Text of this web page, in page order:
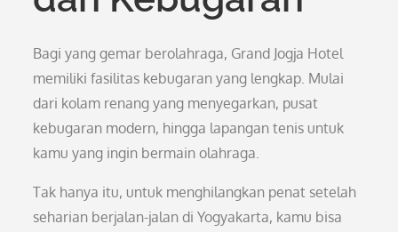
Bagi yang gemar berolahraga, Grand Jogja Hotel
memiliki fasilitas kebugaran yang lengkap. Mulai
dari kolam renang yang menyegarkan, pusat
kebugaran modern, hingga lapangan tenis untuk
kamu yang ingin bermain olahraga.
Tak hanya itu, untuk menghilangkan penat setelah
seharian berjalan-jalan di Yogyakarta, kamu bisa